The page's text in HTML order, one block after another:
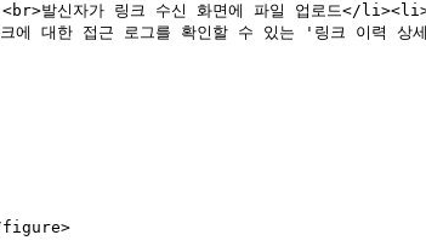
발신자가 링크 수신 화면에 파일 업로드</
대한 접근 로그를 확인할 수 있는 '링크 이력
figure>